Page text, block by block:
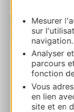
Mesurer
sur
navigation.
Analyser
parcours
fonction
Vous
en lien
site et en